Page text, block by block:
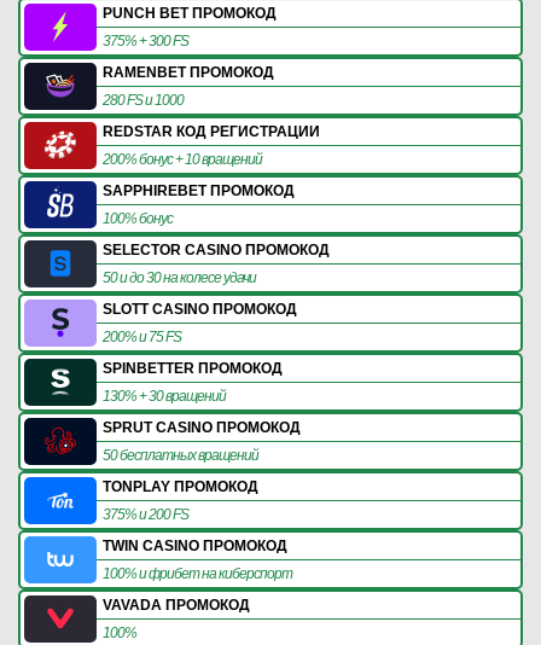
PUNCH BET ПРОМОКОД
375% + 300 FS
RAMENBET ПРОМОКОД
280 FS и 1000
REDSTAR КОД РЕГИСТРАЦИИ
200% бонус + 10 вращений
SAPPHIREBET ПРОМОКОД
100% бонус
SELECTOR CASINO ПРОМОКОД
50 и до 30 на колесе удачи
SLOTT CASINO ПРОМОКОД
200% и 75 FS
SPINBETTER ПРОМОКОД
130% + 30 вращений
SPRUT CASINO ПРОМОКОД
50 бесплатных вращений
TONPLAY ПРОМОКОД
375% и 200 FS
TWIN CASINO ПРОМОКОД
100% и фрибет на киберспорт
VAVADA ПРОМОКОД
100%